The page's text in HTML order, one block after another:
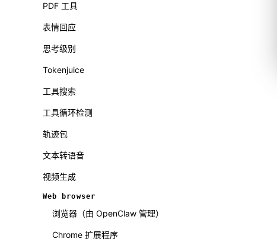
PDF 工具
表情回应
思考级别
Tokenjuice
工具搜索
工具循环检测
轨迹包
文本转语音
视频生成
Web browser
浏览器（由 OpenClaw 管理）
Chrome 扩展程序